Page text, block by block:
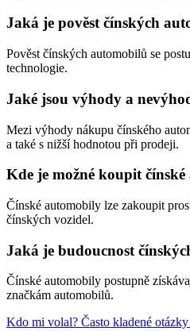
Jaká je pověst čínských
Pověst čínských automobilů se
technologie.
Jaké jsou výhody a
Mezi výhody nákupu čínského
a také s nižší hodnotou při prodeji.
Kde je možné koupit
Čínské automobily lze zakoupit
čínských vozidel.
Jaká je budoucnost
Čínské automobily postupně
značkám automobilů.
Kdo mi volal? Často kladené